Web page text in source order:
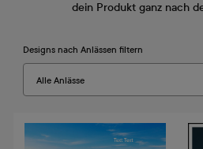
dein Produkt ganz nach
Designs nach Anlässen filtern